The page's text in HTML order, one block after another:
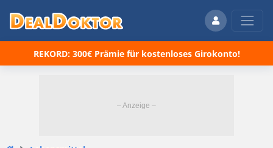
REKORD: 300€ Prämie für kostenloses Girokonto!